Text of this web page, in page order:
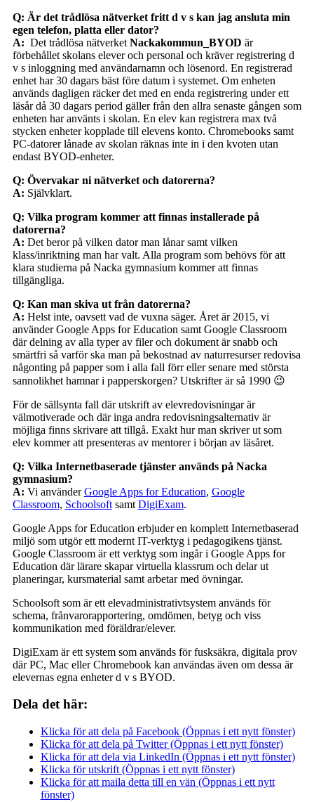
Q: Är det trådlösa nätverket fritt d v s kan jag ansluta min
egen telefon, platta eller dator?
A: Det trådlösa nätverket Nackakommun_BYOD är
förbehållet skolans elever och personal och kräver registrering d
v s inloggning med användarnamn och lösenord. En registrerad
enhet har 30 dagars bäst före datum i systemet. Om enheten
används dagligen räcker det med en enda registrering under ett
läsår då 30 dagars period gäller från den allra senaste gången som
enheten har använts i skolan. En elev kan registrera max två
stycken enheter kopplade till elevens konto. Chromebooks samt
PC-datorer lånade av skolan räknas inte in i den kvoten utan
endast BYOD-enheter.
Q: Övervakar ni nätverket och datorerna?
A: Självklart.
Q: Vilka program kommer att finnas installerade på
datorerna?
A: Det beror på vilken dator man lånar samt vilken
klass/inriktning man har valt. Alla program som behövs för att
klara studierna på Nacka gymnasium kommer att finnas
tillgängliga.
Q: Kan man skiva ut från datorerna?
A: Helst inte, oavsett vad de vuxna säger. Året är 2015, vi
använder Google Apps for Education samt Google Classroom
där delning av alla typer av filer och dokument är snabb och
smärtfri så varför ska man på bekostnad av naturresurser redovisa
någonting på papper som i alla fall förr eller senare med största
sannolikhet hamnar i papperskorgen? Utskrifter är så 1990 😉
För de sällsynta fall där utskrift av elevredovisningar är
välmotiverade och där inga andra redovisningsalternativ är
möjliga finns skrivare att tillgå. Exakt hur man skriver ut som
elev kommer att presenteras av mentorer i början av läsåret.
Q: Vilka Internetbaserade tjänster används på Nacka
gymnasium?
A: Vi använderGoogle Apps for Education, Google
Classroom, Schoolsoftsamt DigiExam.
Google Apps for Education erbjuder en komplett Internetbaserad
miljö som utgör ett modernt IT-verktyg i pedagogikens tjänst.
Google Classroom är ett verktyg som ingår i Google Apps for
Education där lärare skapar virtuella klassrum och delar ut
planeringar, kursmaterial samt arbetar med övningar.
Schoolsoft som är ett elevadministrativtsystem används för
schema, frånvarorapportering, omdömen, betyg och viss
kommunikation med föräldrar/elever.
DigiExam är ett system som används för fusksäkra, digitala prov
där PC, Mac eller Chromebook kan användas även om dessa är
elevernas egna enheter d v s BYOD.
Dela det här:
Klicka för att dela på Facebook (Öppnas i ett nytt fönster)
Klicka för att dela på Twitter (Öppnas i ett nytt fönster)
Klicka för att dela via LinkedIn (Öppnas i ett nytt fönster)
Klicka för utskrift (Öppnas i ett nytt fönster)
Klicka för att maila detta till en vän (Öppnas i ett nytt
fönster)